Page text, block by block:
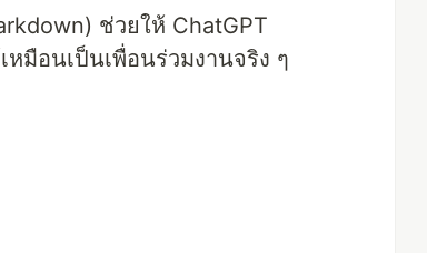
ช่วยให้ ChatGPT
มือนเป็นเพื่อนร่วมงานจริง ๆ